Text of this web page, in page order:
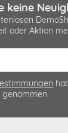
keine
oder Aktion
genommen